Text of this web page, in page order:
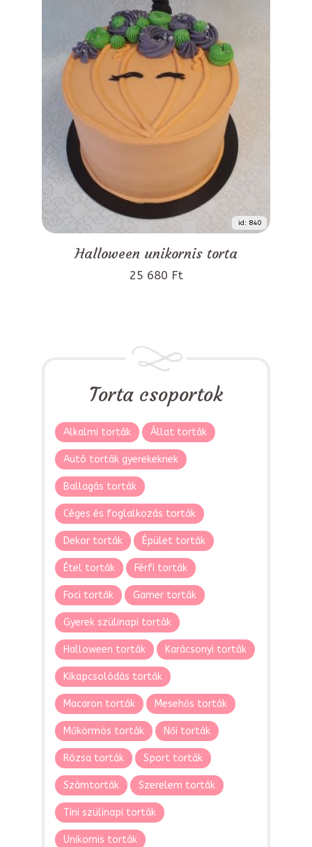
id: 840
Halloween unikornis torta
25 680 Ft
Torta csoportok
Alkalmi torták Állat torták
Autó torták gyerekeknek
Ballagás torták
Céges és foglalkozás torták
Dekor torták Épület torták
Étel torták Férfi torták
Foci torták Gamer torták
Gyerek szülinapi torták
Halloween torták Karácsonyi torták
Kikapcsolódás torták
Macaron torták Mesehős torták
Műkörmös torták Női torták
Rózsa torták Sport torták
Számtorták Szerelem torták
Tini szülinapi torták
Unikornis torták